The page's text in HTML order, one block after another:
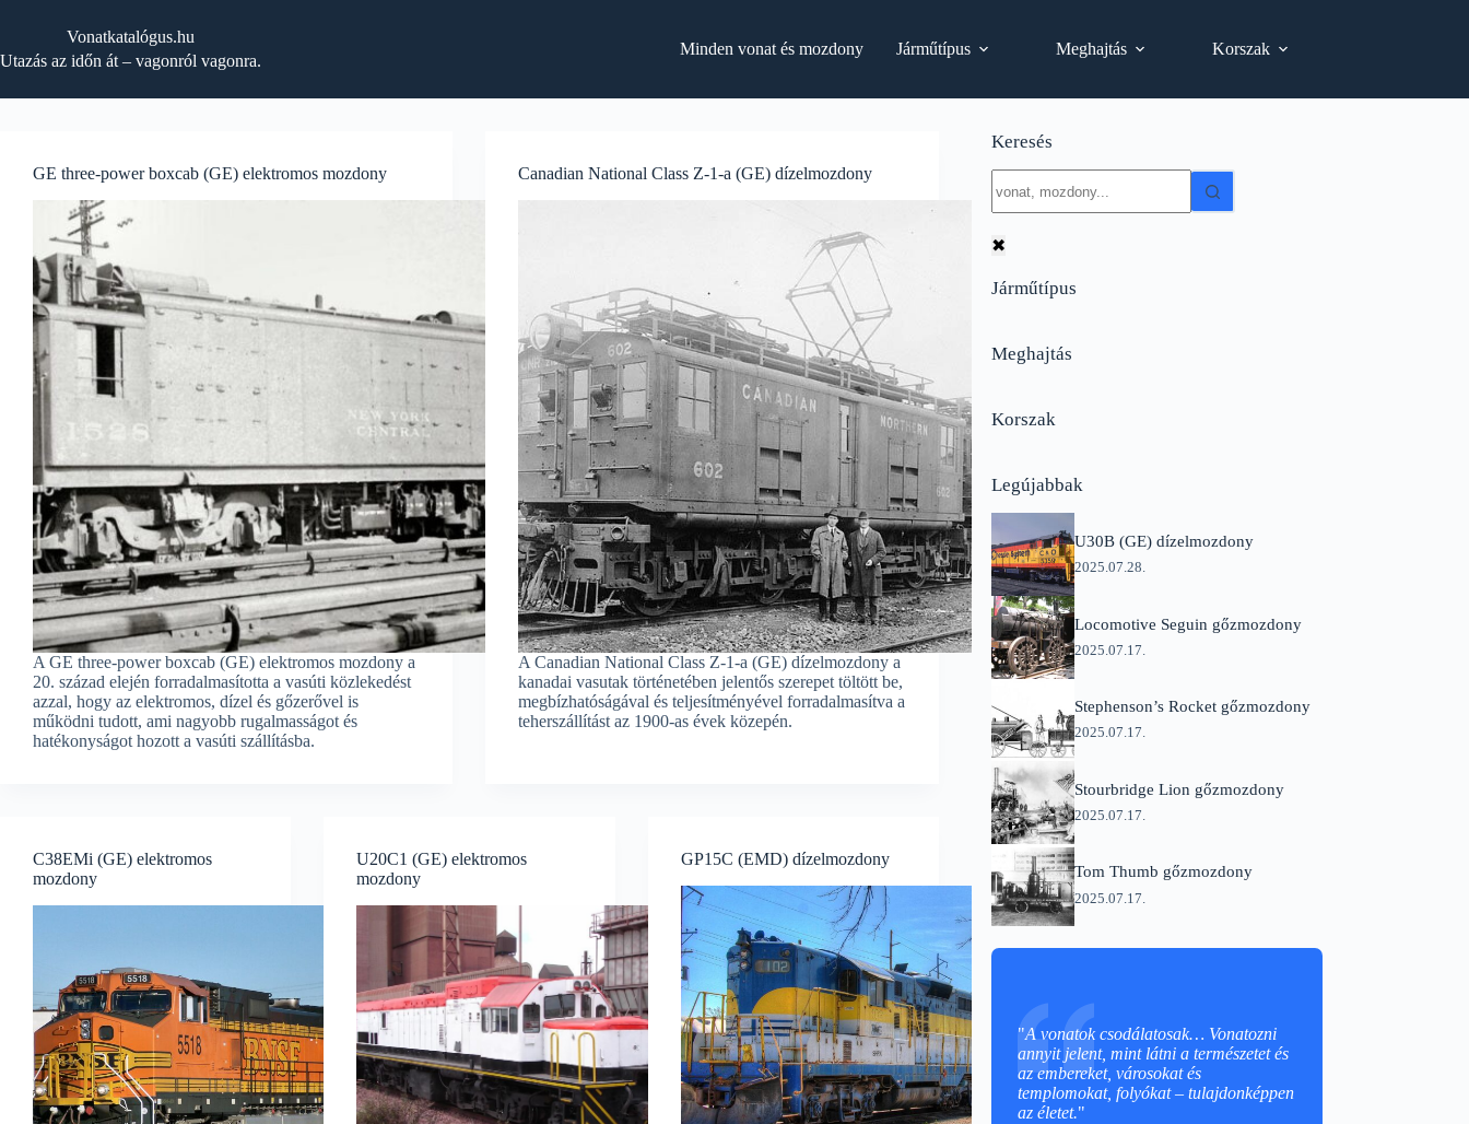
Vonatkatalógus.hu
Utazás az időn át – vagonról vagonra.
Minden vonat és mozdony Járműtípus Meghajtás Korszak
GE three-power boxcab (GE) elektromos mozdony
A GE three-power boxcab (GE) elektromos mozdony a
20. század elején forradalmasította a vasúti közlekedést
azzal, hogy az elektromos, dízel és gőzerővel is
működni tudott, ami nagyobb rugalmasságot és
hatékonyságot hozott a vasúti szállításba.
Canadian National Class Z-1-a (GE) dízelmozdony
A Canadian National Class Z-1-a (GE) dízelmozdony a
kanadai vasutak történetében jelentős szerepet töltött be,
megbízhatóságával és teljesítményével forradalmasítva a
teherszállítást az 1900-as évek közepén.
C38EMi (GE) elektromos
mozdony
U20C1 (GE) elektromos
mozdony
GP15C (EMD) dízelmozdony
Keresés
results
✖
Járműtípus
Meghajtás
Korszak
Legújabbak
U30B (GE) dízelmozdony
2025.07.28.
Locomotive Seguin gőzmozdony
2025.07.17.
Stephenson’s Rocket gőzmozdony
2025.07.17.
Stourbridge Lion gőzmozdony
2025.07.17.
Tom Thumb gőzmozdony
2025.07.17.
"A vonatok csodálatosak… Vonatozni
annyit jelent, mint látni a természetet és
az embereket, városokat és
templomokat, folyókat – tulajdonképpen
az életet."